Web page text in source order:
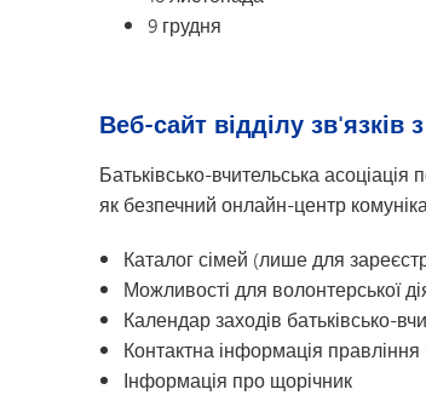
9 грудня
Веб-сайт відділу зв'язків
Батьківсько-вчительська
як безпечний онлайн-центр
Каталог сімей (лише для
Можливості для волонтерської
Календар заходів батьківсько-
Контактна інформація правління
Інформація про щорічник